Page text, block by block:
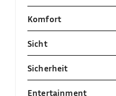
Komfort
Sicht
Sicherheit
Entertainment